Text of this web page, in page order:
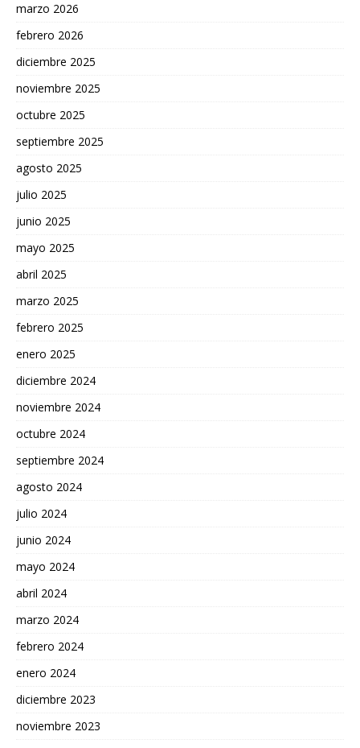
marzo 2026
febrero 2026
diciembre 2025
noviembre 2025
octubre 2025
septiembre 2025
agosto 2025
julio 2025
junio 2025
mayo 2025
abril 2025
marzo 2025
febrero 2025
enero 2025
diciembre 2024
noviembre 2024
octubre 2024
septiembre 2024
agosto 2024
julio 2024
junio 2024
mayo 2024
abril 2024
marzo 2024
febrero 2024
enero 2024
diciembre 2023
noviembre 2023